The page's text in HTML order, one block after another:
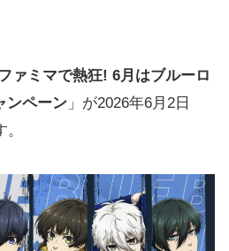
ァミマで熱狂! 6月はブルーロ
ンペーン 」が2026年6月2日